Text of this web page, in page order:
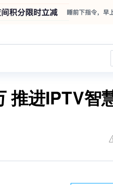
推进IPTV智